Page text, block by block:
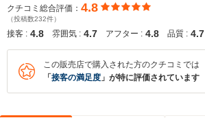
クチコミ総合評価： 4.8
（投稿数232件）
接客 : 4.8 雰囲気 : 4.7 アフター : 4.8 品質 : 4.7
この販売店で購入された方のクチコミでは
「 接客の満足度 」が特に評価されています